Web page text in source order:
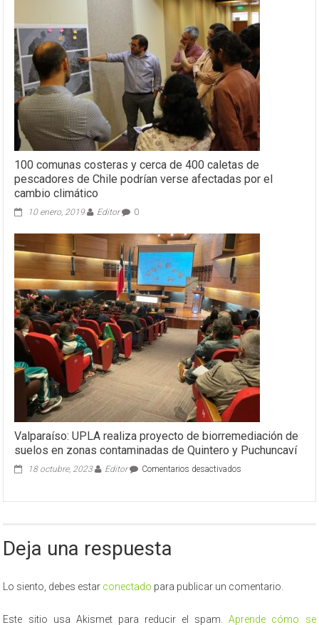
100 comunas costeras y cerca de 400 caletas de
pescadores de Chile podrían verse afectadas por el
cambio climático
10 enero, 2019 Editor 0
Valparaíso: UPLA realiza proyecto de biorremediación de
suelos en zonas contaminadas de Quintero y Puchuncaví
18 octubre, 2023 Editor Comentarios desactivados
en
de
Deja una respuesta
Lo siento, debes estar conectado para publicar un comentario.
Este sitio usa Akismet para reducir el spam.Aprende cómo se